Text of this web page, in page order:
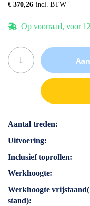
€ 370,26
Op voorraad, voor
Specificaties
Aantal treden
Uitvoering
Inclusief toprollen
Werkhoogte
Werkhoogte
stand)